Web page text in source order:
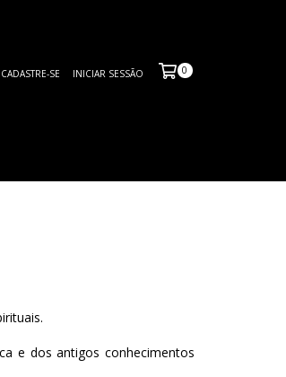
CADASTRE-SE INICIAR SESSÃO 0
e dos antigos conhecimentos